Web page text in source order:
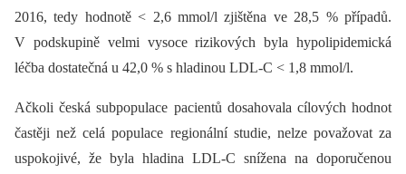
2016, tedy hodnotě < 2,6 mmol/l zjištěna ve 28,5 % případů.
V podskupině velmi vysoce rizikových byla hypolipidemická
léčba dostatečná u 42,0 % s hladinou LDL-C < 1,8 mmol/l.
Ačkoli česká subpopulace pacientů dosahovala cílových hodnot
častěji než celá populace regionální studie, nelze považovat za
uspokojivé, že byla hladina LDL-C snížena na doporučenou